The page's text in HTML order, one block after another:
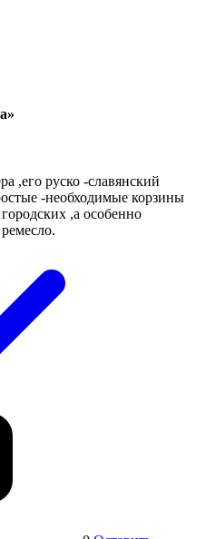
,его руско -славянский
-необходимые корзины
,а особенно